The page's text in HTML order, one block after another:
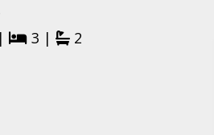
3 | 2